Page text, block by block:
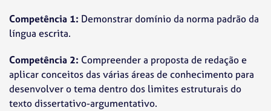
Competência 1: Demonstrar domínio da norma padrão da
língua escrita.
Competência 2: Compreender a proposta de redação e
aplicar conceitos das várias áreas de conhecimento para
desenvolver o tema dentro dos limites estruturais do
texto dissertativo-argumentativo.